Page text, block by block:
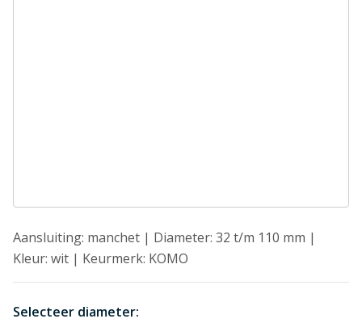
Aansluiting: manchet | Diameter: 32 t/m 110 mm |
Kleur: wit | Keurmerk: KOMO
Selecteer diameter: